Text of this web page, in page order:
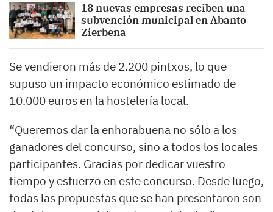
18 nuevas empresas reciben una
subvención municipal en Abanto
Zierbena
Se vendieron más de 2.200 pintxos, lo que
supuso un impacto económico estimado de
10.000 euros en la hostelería local.
“Queremos dar la enhorabuena no sólo a los
ganadores del concurso, sino a todos los locales
participantes. Gracias por dedicar vuestro
tiempo y esfuerzo en este concurso. Desde luego,
todas las propuestas que se han presentaron son